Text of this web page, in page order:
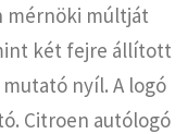
mérnöki múltját
két fejre állított
nyíl. A logó
Citroen autólogó